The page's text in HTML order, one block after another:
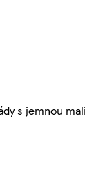
s jemnou